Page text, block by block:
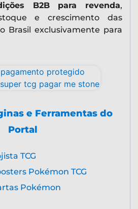
B2B para revenda,
e crescimento das
Brasil exclusivamente para
e Ferramentas do
Portal
TCG
Pokémon TCG
Pokémon